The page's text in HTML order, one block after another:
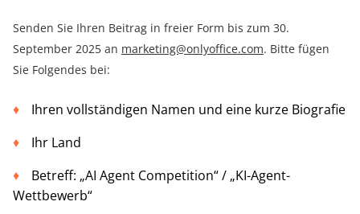
Senden Sie Ihren Beitrag in freier Form bis zum 30.
September 2025 an marketing@onlyoffice.com. Bitte fügen
Sie Folgendes bei:
Ihren vollständigen Namen und eine kurze Biografie
Ihr Land
Betreff: „AI Agent Competition“ / „KI-Agent-
Wettbewerb“